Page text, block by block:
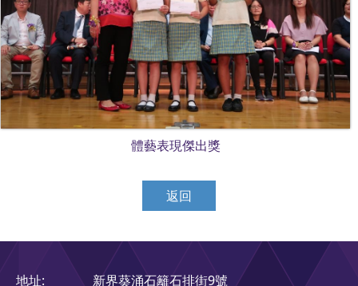
體藝表現傑出獎
返回
地址: 新界葵涌石籬石排街9號